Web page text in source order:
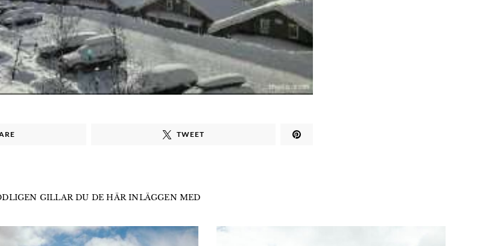
TWEET
GILLAR DU DE HÄR INLÄGGEN MED